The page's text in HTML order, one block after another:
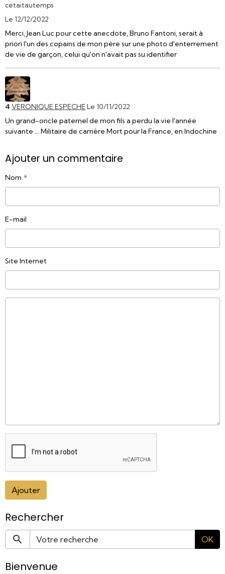
cetaitautemps
Le 12/12/2022
Merci, Jean Luc pour cette anecdote, Bruno Fantoni, serait à
priori l'un des copains de mon père sur une photo d'enterrement
de vie de garçon, celui qu'on n'avait pas su identifier
4 VERONIQUE ESPECHE Le 10/11/2022
Un grand-oncle paternel de mon fils a perdu la vie l'année
suivante ... Militaire de carrière Mort pour la France, en Indochine
Ajouter un commentaire
Nom
E-mail
Site Internet
Ajouter
Rechercher
OK
Bienvenue